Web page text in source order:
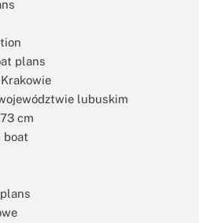
plans
lubuskim
cm
boat